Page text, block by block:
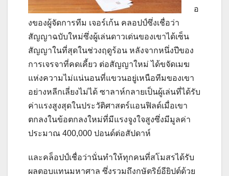
อ
งของผู้จัดการทีม เจอร์เก้น คลอปป์ซึ่งเชื่อว่า
สัญญาฉบับใหม่ซึ่งผู้เล่นดาวเด่นของเขาได้เซ็น
สัญญาในที่สุดในช่วงฤดูร้อน หลังจากหนึ่งปีของ
การเจรจาที่คดเคี้ยว ต่อสัญญาใหม่ ได้ขจัดเมฆ
แห่งความไม่แน่นอนที่แขวนอยู่เหนือทีมของเขา
อย่างหลีกเลี่ยงไม่ได้ ซาลาห์กลายเป็นผู้เล่นที่ได้รับ
ค่าแรงสูงสุดในประวัติศาสตร์แอนฟิลด์เมื่อเขา
ตกลงในข้อตกลงใหม่ที่มีแรงจูงใจสูงซึ่งมีมูลค่า
ประมาณ 400,000 ปอนด์ต่อสัปดาห์
และคล็อปป์เชื่อว่านั่นทำให้ทุกคนที่สโมสรได้รับ
ผลตอบแทนมหาศาล ซึ่งรวมถึงกษัตริย์อียิปต์ด้วย